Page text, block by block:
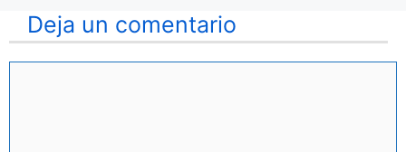
Deja un comentario